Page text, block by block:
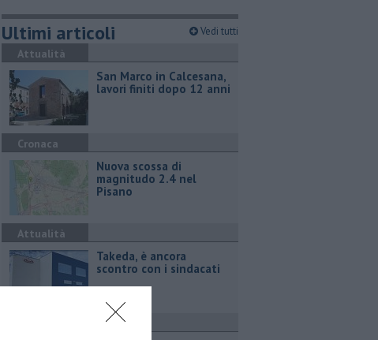
Ultimi articoli Vedi tutti
Attualità
San Marco in Calcesana,
lavori finiti dopo 12 anni
Cronaca
Nuova scossa di
magnitudo 2.4 nel
Pisano
Attualità
Takeda, è ancora
scontro con i sindacati